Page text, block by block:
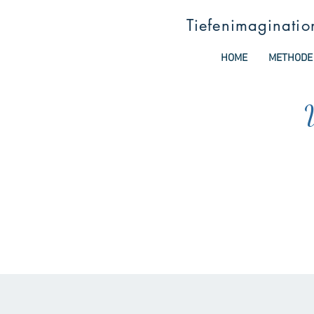
HOME METHODE